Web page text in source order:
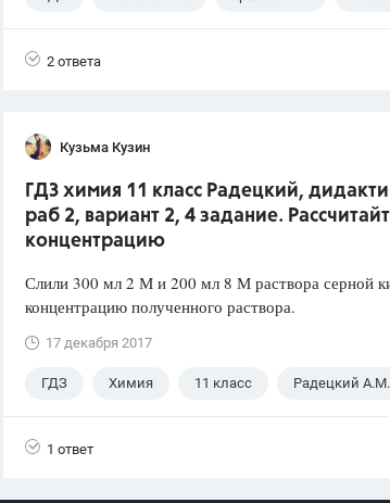
2 ответа
Кузьма Кузин
ГДЗ химия 11 класс Радецкий,
раб 2, вариант 2, 4 задание.
концентрацию
Слили 300 мл 2 М и 200 мл 8 М раствора серной
концентрацию полученного раствора.
17 декабря 2017
ГДЗ Химия 11 класс Радецкий А.М.
1 ответ